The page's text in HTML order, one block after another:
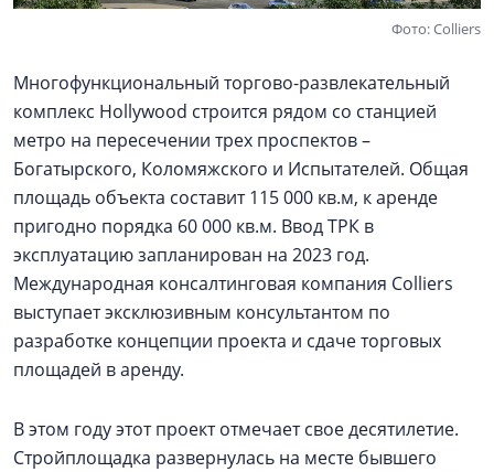
Фото: Colliers
Многофункциональный торгово-развлекательный
комплекс Hollywood строится рядом со станцией
метро на пересечении трех проспектов –
Богатырского, Коломяжского и Испытателей. Общая
площадь объекта составит 115 000 кв.м, к аренде
пригодно порядка 60 000 кв.м. Ввод ТРК в
эксплуатацию запланирован на 2023 год.
Международная консалтинговая компания Colliers
выступает эксклюзивным консультантом по
разработке концепции проекта и сдаче торговых
площадей в аренду.
В этом году этот проект отмечает свое десятилетие.
Стройплощадка развернулась на месте бывшего